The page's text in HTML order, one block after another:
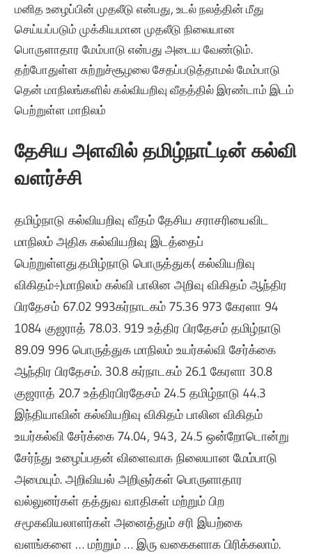
மனித உழைப்பின் முதலீடு என்பது, உடல் நலத்தின் மீது
செய்யப்படும் முக்கியமான முதலீடு நிலையான
பொருளாதார மேம்பாடு என்பது அடைய வேண்டும்.
தற்போதுள்ள சுற்றுச்சூழலை சேதப்படுத்தாமல் மேம்பாடு
தென் மாநிலங்களில் கல்வியறிவு வீதத்தில் இரண்டாம் இடம்
பெற்றுள்ள மாநிலம்
தேசிய அளவில் தமிழ்நாட்டின் கல்வி
வளர்ச்சி
தமிழ்நாடு கல்வியறிவு வீதம் தேசிய சராசரியைவிட
மாநிலம் அதிக கல்வியறிவு இடத்தைப்
பெற்றுள்ளது.தமிழ்நாடுபொருத்துக( கல்வியறிவு
விகிதம்÷)மாநிலம் கல்வி பாலினஅறிவு விகிதம் ஆந்திர
பிரதேசம் 67.02 993கர்நாடகம் 75.36 973கேரளா 94
1084குஜராத் 78.03. 919உத்திரபிரதேசம் தமிழ்நாடு
89.09 996பொருத்துகமாநிலம் உயர்கல்வி சேர்க்கை
ஆந்திரபிரதேசம். 30.8 கர்நாடகம் 26.1கேரளா 30.8
குஜராத் 20.7உத்திரபிரதேசம் 24.5தமிழ்நாடு 44.3
இந்தியாவின் கல்வியறிவு விகிதம் பாலின விகிதம்
உயர்கல்வி சேர்க்கை74.04, 943, 24.5 ஒன்றோடொன்று
சேர்ந்து உழைப்பதன் விளைவாக நிலையான மேம்பாடு
அமையும்.அறிவியல் அறிஞர்கள்பொருளாதார
வல்லுனர்கள்தத்துவ வாதிகள் மற்றும் பிற
சமூகவியலாளர்கள்அனைத்தும் சரிஇயற்கை
வளங்களை … மற்றும் … இரு வகைகளாக பிரிக்கலாம்.